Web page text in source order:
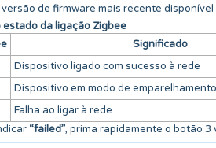
de firmware mais recente
estado da ligação Zigbee
Significado
Dispositivo ligado com sucesso à rede
Dispositivo em modo de
Falha ao ligar à rede
“failed”, prima rapidamente o botão